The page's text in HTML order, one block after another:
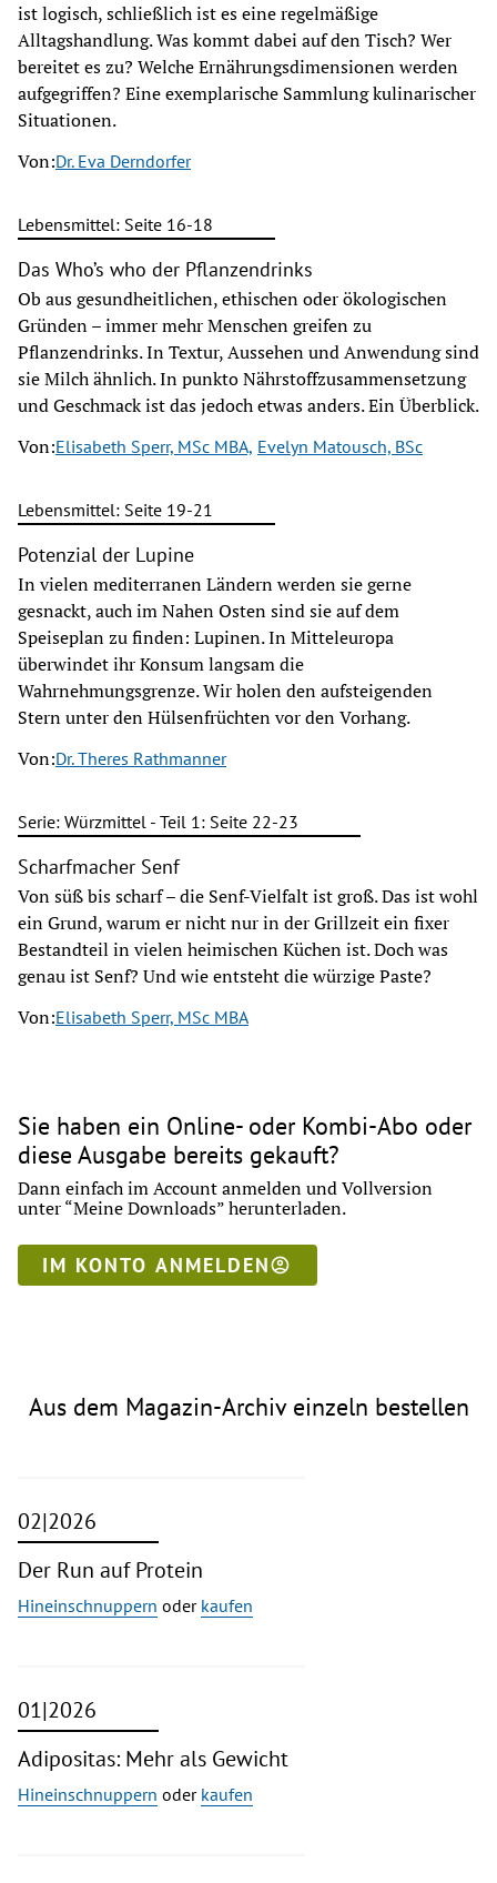
ist logisch, schließlich ist es eine regelmäßige
Alltagshandlung. Was kommt dabei auf den Tisch? Wer
bereitet es zu? Welche Ernährungsdimensionen werden
aufgegriffen? Eine exemplarische Sammlung kulinarischer
Situationen.
Von:Dr. Eva Derndorfer
Lebensmittel: Seite 16-18
Das Who’s who der Pflanzendrinks
Ob aus gesundheitlichen, ethischen oder ökologischen
Gründen – immer mehr Menschen greifen zu
Pflanzendrinks. In Textur, Aussehen und Anwendung sind
sie Milch ähnlich. In punkto Nährstoffzusammensetzung
und Geschmack ist das jedoch etwas anders. Ein Überblick.
Von:Elisabeth Sperr, MSc MBA, Evelyn Matousch, BSc
Lebensmittel: Seite 19-21
Potenzial der Lupine
In vielen mediterranen Ländern werden sie gerne
gesnackt, auch im Nahen Osten sind sie auf dem
Speiseplan zu finden: Lupinen. In Mitteleuropa
überwindet ihr Konsum langsam die
Wahrnehmungsgrenze. Wir holen den aufsteigenden
Stern unter den Hülsenfrüchten vor den Vorhang.
Von:Dr. Theres Rathmanner
Serie: Würzmittel - Teil 1: Seite 22-23
Scharfmacher Senf
Von süß bis scharf – die Senf-Vielfalt ist groß. Das ist wohl
ein Grund, warum er nicht nur in der Grillzeit ein fixer
Bestandteil in vielen heimischen Küchen ist. Doch was
genau ist Senf? Und wie entsteht die würzige Paste?
Von:Elisabeth Sperr, MSc MBA
Sie haben ein Online- oder Kombi-Abo oder
diese Ausgabe bereits gekauft?
Dann einfach im Account anmelden und Vollversion
unter “Meine Downloads” herunterladen.
IM KONTO ANMELDEN
Aus dem Magazin-Archiv einzeln bestellen
02|2026
Der Run auf Protein
Hineinschnuppern oder kaufen
01|2026
Adipositas: Mehr als Gewicht
Hineinschnuppern oder kaufen